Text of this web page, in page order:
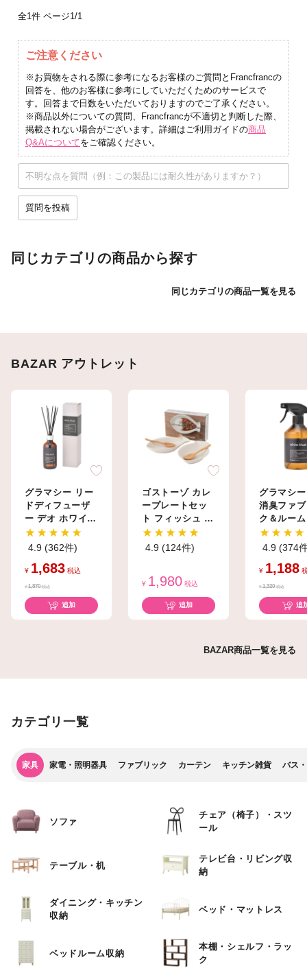
全1件 ページ1/1
ご注意ください
※お買物をされる際に参考になるお客様のご質問とFrancfrancの
回答を、他のお客様に参考にしていただくためのサービスで
す。回答まで日数をいただいておりますのでご了承ください。
※商品以外についての質問、Francfrancが不適切と判断した際、
掲載されない場合がございます。詳細はご利用ガイドの商品
Q&Aについてをご確認ください。
質問を投稿
同じカテゴリの商品から探す
同じカテゴリの商品一覧を見る
BAZAR アウトレット
グラマシー リー
ドディフューザ
ー デオ ホワイト
ムスク
4.9 (362件)
¥ 1,683 税込
¥1,870税込
追加
ゴストーゾ カレ
ープレートセッ
ト フィッシュ ホ
ワイト
4.9 (124件)
¥ 1,980 税込
追加
グラマシ
消臭ファ
ク＆ルー
トAG+ ホ
ムスク
4.9 (374
¥ 1,188
¥1,320税込
追
BAZAR商品一覧を見る
カテゴリ一覧
家具 家電・照明器具 ファブリック カーテン キッチン雑貨 バス
ソファ
チェア（椅子）・スツ
ール
テーブル・机
テレビ台・リビング収
納
ダイニング・キッチン
収納
ベッド・マットレス
ベッドルーム収納
本棚・シェルフ・ラッ
ク